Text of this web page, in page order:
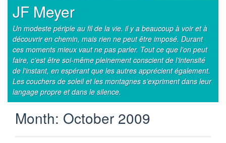
JF Meyer
Un modeste périple au fil de la vie. il y a beaucoup à voir et à
découvrir en chemin, mais rien ne peut être imposé. Durant
ces moments mieux vaut ne pas parler. Tout ce que l’on peut
faire, c’est être soi-même pleinement conscient de l’intensité
de l'instant, en espérant que les autres apprécient également.
Les couchers de soleil et les montagnes s’expriment dans leur
langage propre et dans le silence.
Month: October 2009